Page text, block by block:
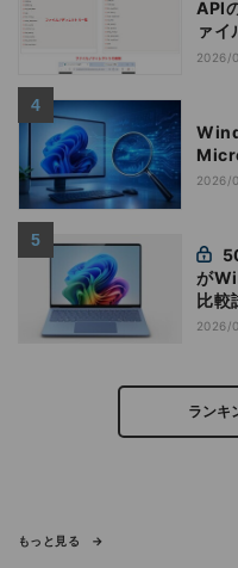
API
ァ
2026/
2026/
が
比較
2026/
ランキ
もっと見る